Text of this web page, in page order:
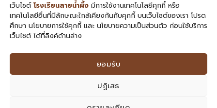
เว็บไซต์โรงเรียนสายน้ำผึ้ง มีการใช้งานเทคโนโลยีคุกกี้ หรือ
เทคโนโลยีอื่นที่มีลักษณะใกล้เคียงกันกับคุกกี้ บนเว็บไซต์ของเรา โปรด
ศึกษา นโยบายการใช้คุกกี้ และ นโยบายความเป็นส่วนตัว ก่อนใช้บริการ
เว็บไซต์ ได้ที่ลิงค์ด้านล่าง
ยอมรับ
ปฏิเสธ
📞สำนักอำนวยการ: 02-258-2234 ต่อ 128
📞กลุ่มบริหารวิชาการ : 02-258-2234 ต่อ 145
📞กลุ่มบริหารงบประมาณ
📞กลุ่มบริหารงานบุคคล: 02-258-2234 ต่อ 138
: 02-258-2234 ต่อ 116